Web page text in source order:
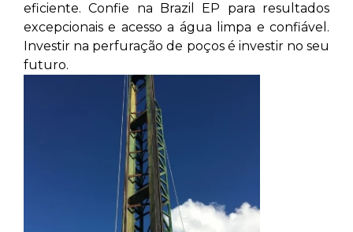
eficiente. Confie na Brazil EP para resultados
excepcionais e acesso a água limpa e confiável.
Investir na perfuração de poços é investir no seu
futuro.